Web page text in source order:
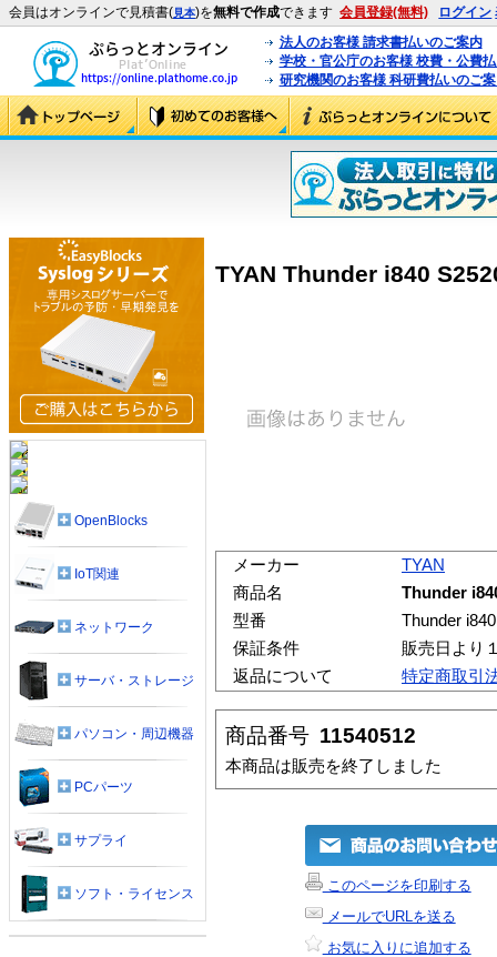
会員はオンラインで見積書(見本)を無料で作成できます 会員登録(無料) ログイン
法人のお客様 請求書払いのご案内
学校・官公庁のお客様 校費・公費
研究機関のお客様 科研費払いのご
TYAN Thunder i840
メーカー
TYAN
商品名
Thunder
型番
Thunder
保証条件
販売日より
返品について
特定商取引
商品番号 11540512
本商品は販売を終了しました
このページを印刷する
メールでURLを送る
お気に入りに追加する
OpenBlocks
IoT関連
ネットワーク
サーバ・ストレージ
パソコン・周辺機器
PCパーツ
サプライ
ソフト・ライセンス